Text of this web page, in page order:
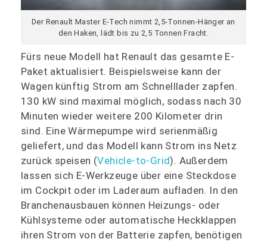
Der Renault Master E-Tech nimmt 2,5-Tonnen-Hänger an
den Haken, lädt bis zu 2,5 Tonnen Fracht.
Fürs neue Modell hat Renault das gesamte E-
Paket aktualisiert. Beispielsweise kann der
Wagen künftig Strom am Schnelllader zapfen.
130 kW sind maximal möglich, sodass nach 30
Minuten wieder weitere 200 Kilometer drin
sind. Eine Wärmepumpe wird serienmäßig
geliefert, und das Modell kann Strom ins Netz
zurück speisen (Vehicle-to-Grid). Außerdem
lassen sich E-Werkzeuge über eine Steckdose
im Cockpit oder im Laderaum aufladen. In den
Branchenausbauen können Heizungs- oder
Kühlsysteme oder automatische Heckklappen
ihren Strom von der Batterie zapfen, benötigen